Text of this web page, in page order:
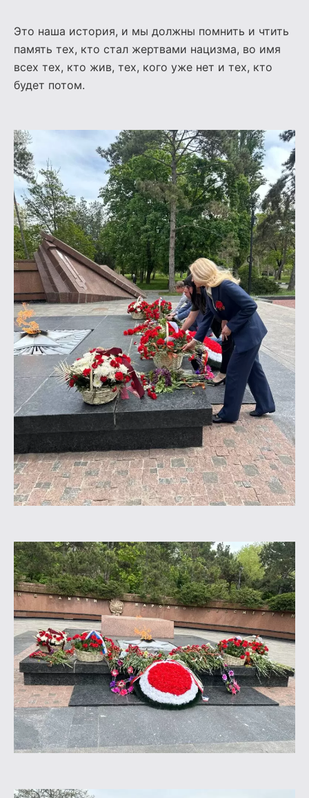
Это наша история, и мы должны помнить и чтить
память тех, кто стал жертвами нацизма, во имя
всех тех, кто жив, тех, кого уже нет и тех, кто
будет потом.